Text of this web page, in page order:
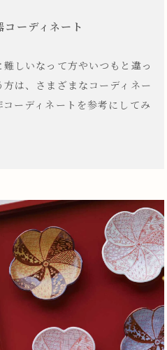
コーディネート
しいなって方やいつもと違っ
は、さまざまなコーディネー
ーディネートを参考にしてみ